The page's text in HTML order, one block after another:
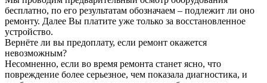
бесплатно, по его результатам обозначаем – подлежит ли оно
ремонту. Далее Вы платите уже только за восстановленное
устройство.
Вернёте ли вы предоплату, если ремонт окажется
невозможным?
Несомненно, если во время ремонта станет ясно, что
повреждение более серьезное, чем показала диагностика, и